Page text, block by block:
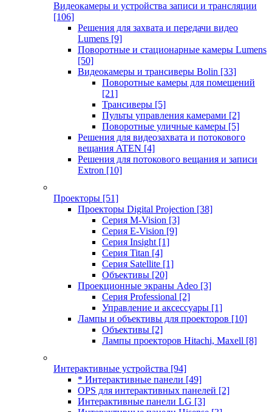
Видеокамеры и устройства записи и трансляции
[106]
Решения для захвата и передачи видео
Lumens [9]
Поворотные и стационарные камеры Lumens
[50]
Видеокамеры и трансиверы Bolin [33]
Поворотные камеры для помещений
[21]
Трансиверы [5]
Пульты управления камерами [2]
Поворотные уличные камеры [5]
Решения для видеозахвата и потокового
вещания ATEN [4]
Решения для потокового вещания и записи
Extron [10]
Проекторы [51]
Проекторы Digital Projection [38]
Серия M-Vision [3]
Серия E-Vision [9]
Серия Insight [1]
Серия Titan [4]
Серия Satellite [1]
Объективы [20]
Проекционные экраны Adeo [3]
Серия Professional [2]
Управление и аксессуары [1]
Лампы и объективы для проекторов [10]
Объективы [2]
Лампы проекторов Hitachi, Maxell [8]
Интерактивные устройства [94]
* Интерактивные панели [49]
OPS для интерактивных панелей [2]
Интерактивные панели LG [3]